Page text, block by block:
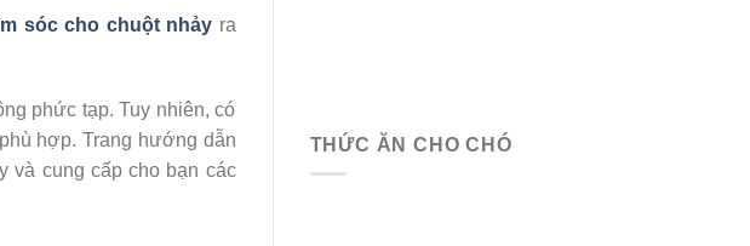
sóc cho chuột nhảy ra
phức tạp. Tuy nhiên, có
hợp. Trang hướng dẫn
và cung cấp cho bạn các
THỨC ĂN CHO CHÓ